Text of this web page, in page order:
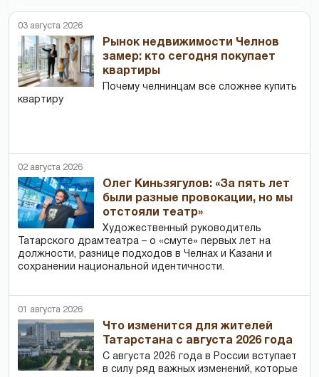
03 августа 2026
Рынок недвижимости Челнов
замер: кто сегодня покупает
квартиры
Почему челнинцам все сложнее купить
квартиру
02 августа 2026
Олег Киньзягулов: «За пять лет
были разные провокации, но мы
отстояли театр»
Художественный руководитель
Татарского драмтеатра – о «смуте» первых лет на
должности, разнице подходов в Челнах и Казани и
сохранении национальной идентичности.
01 августа 2026
Что изменится для жителей
Татарстана с августа 2026 года
С августа 2026 года в России вступает
в силу ряд важных изменений, которые